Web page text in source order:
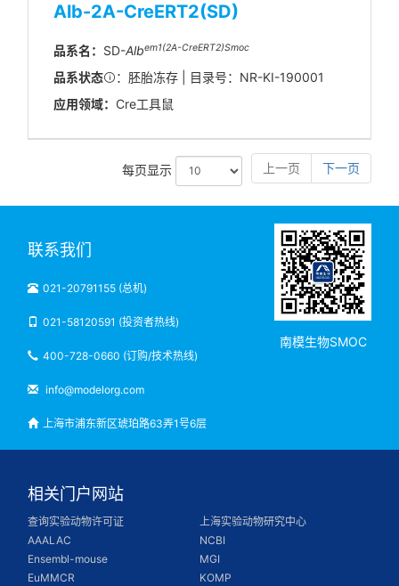
Alb-2A-CreERT2(SD)
品系名： SD-Albem1(2A-CreERT2)Smoc
品系状态
：胚胎冻存 | 目录号：NR-KI-190001
应用领域： Cre工具鼠
每页显示 上一页 下一页
联系我们
021-20791155 (总机)
021-58120591 (投资者热线)
400-728-0660 (订购/技术热线)
info@modelorg.com
上海市浦东新区琥珀路63弄1号6层
南模生物SMOC
相关门户网站
查询实验动物许可证
上海实验动物研究中心
AAALAC
NCBI
Ensembl-mouse
MGI
EuMMCR
KOMP